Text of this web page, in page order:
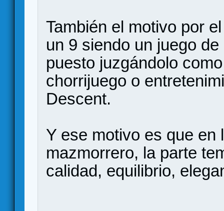
También el motivo por
un 9 siendo un juego
puesto juzgándolo
chorrijuego o
Descent.
Y ese motivo es que en
mazmorrero, la parte
calidad, equilibrio,